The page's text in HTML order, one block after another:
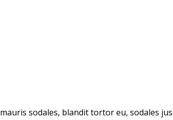
sodales, blandit tortor eu, sodales